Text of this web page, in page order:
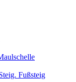
Fußsteig